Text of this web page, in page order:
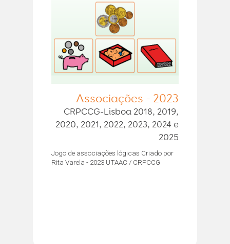
Associações - 2023
CRPCCG-Lisboa 2018, 2019,
2020, 2021, 2022, 2023, 2024 e
2025
Jogo de associações lógicas Criado por
Rita Varela - 2023 UTAAC / CRPCCG